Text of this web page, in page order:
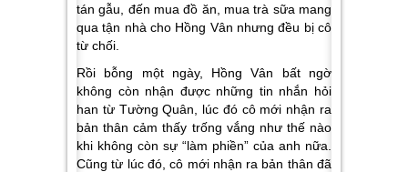
tán gẫu, đến mua đồ ăn, mua trà sữa mang
qua tận nhà cho Hồng Vân nhưng đều bị cô
từ chối.
Rồi bỗng một ngày, Hồng Vân bất ngờ
không còn nhận được những tin nhắn hỏi
han từ Tường Quân, lúc đó cô mới nhận ra
bản thân cảm thấy trống vắng như thế nào
khi không còn sự “làm phiền” của anh nữa.
Cũng từ lúc đó, cô mới nhận ra bản thân đã